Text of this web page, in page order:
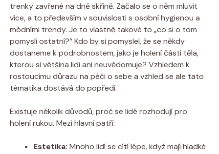
trenky zavřené na dně skříně. Začalo se o něm mluvit
více, a to především v souvislosti s osobní hygienou a
módními trendy. Je to vlastně takové to „co si o tom
pomyslí ostatní?“ Kdo by si pomyslel, že se někdy
dostaneme k podrobnostem, jako je holení části těla,
kterou si většina lidí ani neuvědomuje? Vzhledem k
rostoucímu důrazu na péči o sebe a vzhled se ale tato
tématika dostává do popředí.
Existuje několik důvodů, proč se lidé rozhodují pro
holení rukou. Mezi hlavní patří:
Estetika: Mnoho lidí se cítí lépe, když mají hladké